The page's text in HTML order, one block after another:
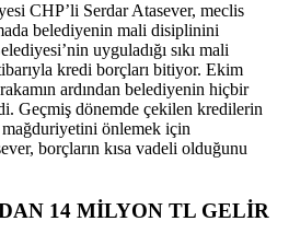
CHP’li Serdar Atasever, meclis
belediyenin mali disiplinini
uyguladığı sıkı mali
kredi borçları bitiyor. Ekim
ardından belediyenin hiçbir
Geçmiş dönemde çekilen kredilerin
önlemek için
borçların kısa vadeli olduğunu
14 MİLYON TL GELİR